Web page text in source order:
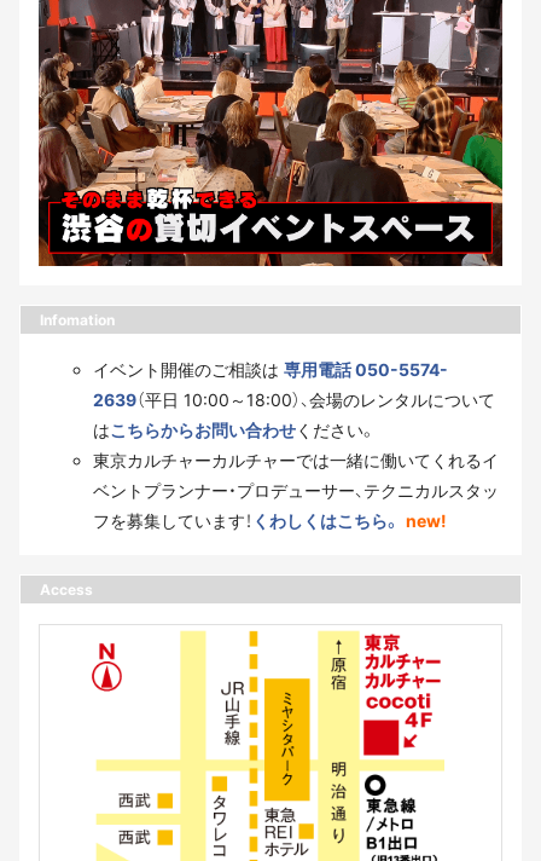
Infomation
イベント開催のご相談は 専用電話 050-5574-
2639（平日 10:00～18:00）、会場のレンタルについて
はこちらからお問い合わせください。
東京カルチャーカルチャーでは一緒に働いてくれるイ
ベントプランナー・プロデューサー、テクニカルスタッ
フを募集しています！ くわしくはこちら。 new!
Access